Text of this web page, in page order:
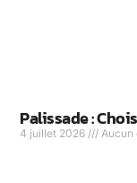
Palissade :
4 juillet 2026 Aucun